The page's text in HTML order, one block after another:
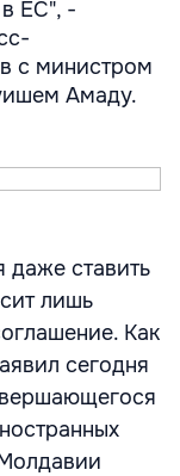
ЕС", -
с министром
Амаду.
даже ставить
лишь
Как
сегодня